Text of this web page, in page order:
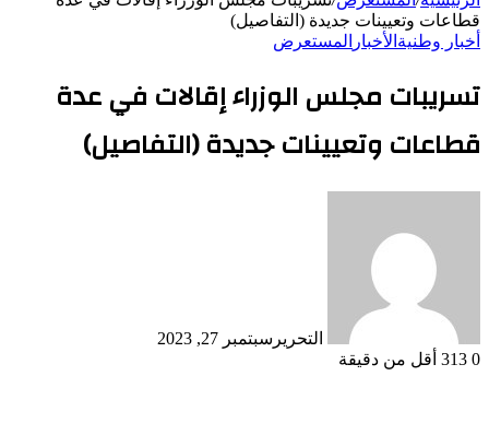
قطاعات وتعيينات جديدة (التفاصيل)
أخبار وطنية الأخبار المستعرض
تسريبات مجلس الوزراء إقالات في عدة
قطاعات وتعيينات جديدة (التفاصيل)
التحرير سبتمبر 27, 2023
0
أقل من دقيقة